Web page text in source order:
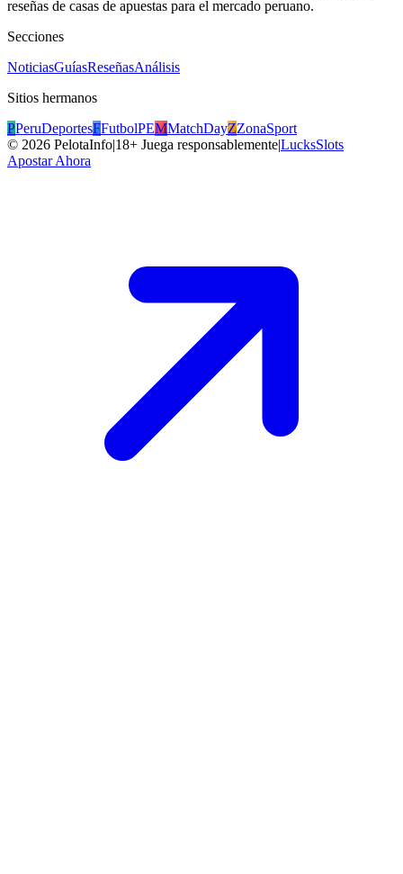
reseñas de casas de apuestas para el mercado peruano.
Secciones
NoticiasGuíasReseñasAnálisis
Sitios hermanos
PPeruDeportesFFutbolPEMMatchDayZZonaSport
© 2026 PelotaInfo|18+ Juega responsablemente|LucksSlots
Apostar Ahora